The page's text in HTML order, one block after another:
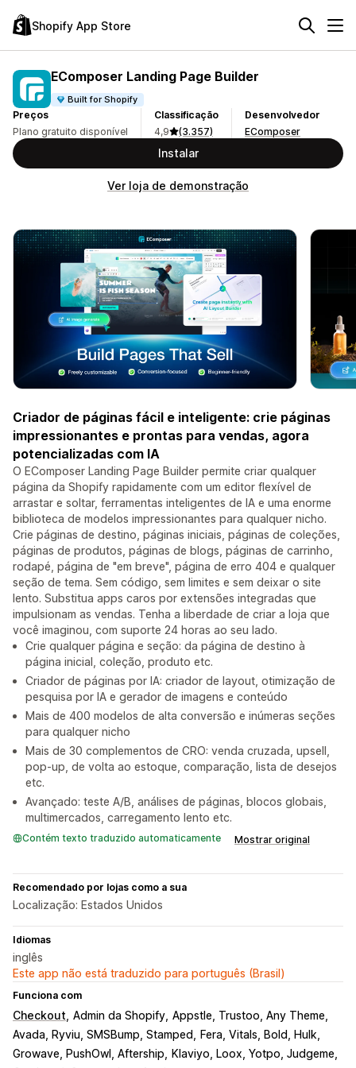
Shopify App Store
EComposer Landing Page Builder
Built for Shopify
Preços
Plano gratuito disponível
Classificação
4,9
(3.357)
Desenvolvedor
EComposer
Instalar
Ver loja de demonstração
Criador de páginas fácil e inteligente: crie páginas
impressionantes e prontas para vendas, agora
potencializadas com IA
O EComposer Landing Page Builder permite criar qualquer
página da Shopify rapidamente com um editor flexível de
arrastar e soltar, ferramentas inteligentes de IA e uma enorme
biblioteca de modelos impressionantes para qualquer nicho.
Crie páginas de destino, páginas iniciais, páginas de coleções,
páginas de produtos, páginas de blogs, páginas de carrinho,
rodapé, página de "em breve", página de erro 404 e qualquer
seção de tema. Sem código, sem limites e sem deixar o site
lento. Substitua apps caros por extensões integradas que
impulsionam as vendas. Tenha a liberdade de criar a loja que
você imaginou, com suporte 24 horas ao seu lado.
Crie qualquer página e seção: da página de destino à
página inicial, coleção, produto etc.
Criador de páginas por IA: criador de layout, otimização de
pesquisa por IA e gerador de imagens e conteúdo
Mais de 400 modelos de alta conversão e inúmeras seções
para qualquer nicho
Mais de 30 complementos de CRO: venda cruzada, upsell,
pop-up, de volta ao estoque, comparação, lista de desejos
etc.
Avançado: teste A/B, análises de páginas, blocos globais,
multimercados, carregamento lento etc.
Contém texto traduzido automaticamente Mostrar original
Recomendado por lojas como a sua
Localização: Estados Unidos
Idiomas
inglês
Este app não está traduzido para português (Brasil)
Funciona com
Checkout Admin da Shopify Appstle, Trustoo, Any Theme
Avada, Ryviu, SMSBump, Stamped
Fera, Vitals, Bold, Hulk
Growave, PushOwl, Aftership
Klaviyo, Loox, Yotpo, Judgeme